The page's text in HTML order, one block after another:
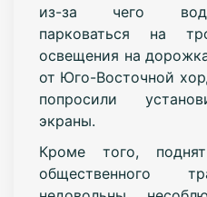
из-за чего
парковаться на
освещения на
от Юго-Восточной
попросили
экраны.
Кроме того,
общественного